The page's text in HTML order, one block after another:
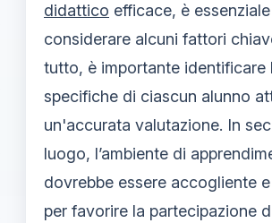
didattico efficace, è essenziale
considerare alcuni fattori
tutto, è importante identificare
specifiche di ciascun alunno
un'accurata valutazione. In
luogo, l’ambiente di
dovrebbe essere accogliente
per favorire la partecipazione